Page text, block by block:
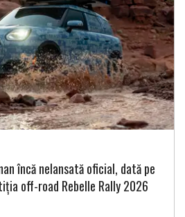
încă nelansată oficial, dată pe
off-road Rebelle Rally 2026